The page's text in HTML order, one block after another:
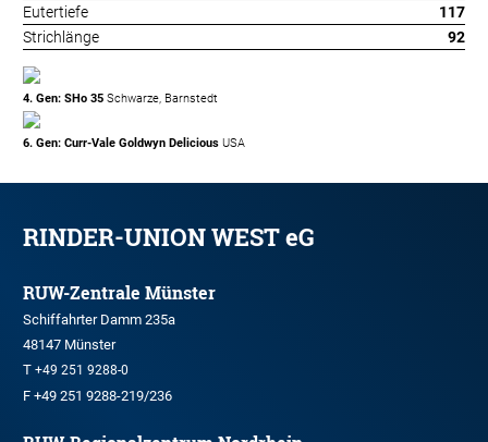
Eutertiefe
117
Strichlänge
92
4. Gen: SHo 35 Schwarze, Barnstedt
6. Gen: Curr-Vale Goldwyn Delicious USA
RINDER-UNION WEST eG
RUW-Zentrale Münster
Schiffahrter Damm 235a
48147 Münster
T +49 251 9288-0
F +49 251 9288-219/236